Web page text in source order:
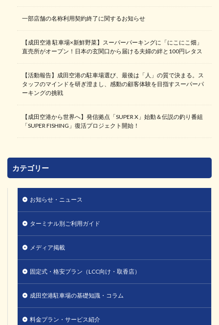
一部店舗の名称利用契約終了に関するお知らせ
【成田空港 駐車場×新鮮野菜】スーパーパーキングに「にこにこ畑」
直売所がオープン！日本の玄関口から届ける夫婦の絆と100円レタス
【活動報告】成田空港の駐車場選び、最後は「人」の質で決まる。ス
タッフのマインドを研ぎ澄まし、感動の顧客体験を目指すスーパーパ
ーキングの挑戦
【成田空港から世界へ】発信拠点「SUPER X」始動＆伝説の釣り番組
「SUPER FISHING」復活プロジェクト開始！
カテゴリー
お知らせ・ニュース
ターミナル別ご利用ガイド
メディア掲載
固定式・格安プラン（LCC向け・取香店）
成田空港駐車場の基礎知識・コラム
料金プラン・サービス紹介